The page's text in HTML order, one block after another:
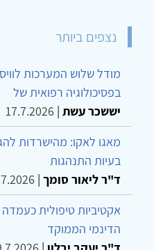
נצפים ביותר
מודל שלוש המערכות
בפסיכולוגיה רפואית של
יששכר עשת |
17.7.2026
מאגו לאקו: מהישרדות
בעיות התנהגות
ד"ר ליאור סומך |
אקטיביות טיפולית
הדינמי הממוקד